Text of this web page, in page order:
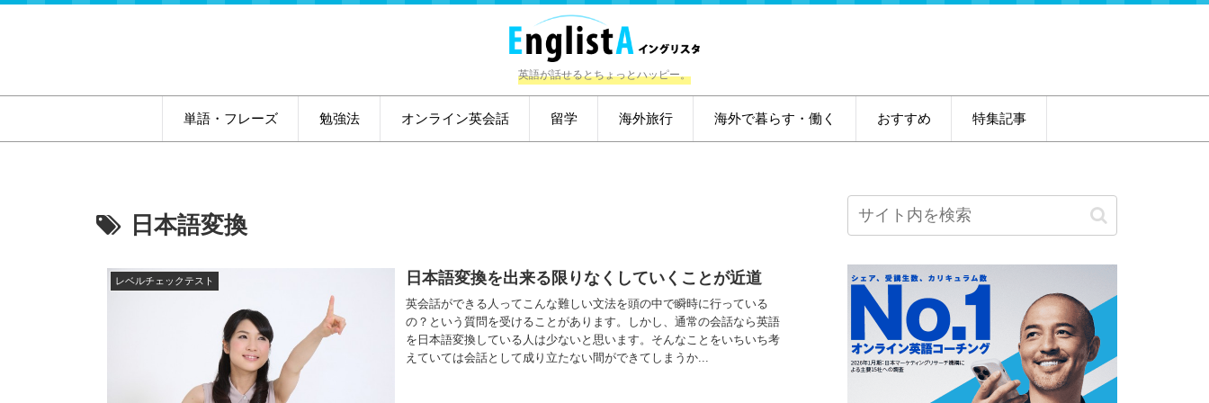
英語が話せるとちょっとハッピー。
単語・フレーズ 勉強法 オンライン英会話 留学 海外旅行 海外で暮らす・働く おすすめ 特集記事
日本語変換
レベルチェックテスト 日本語変換を出来る限りなくしていくことが近道
英会話ができる人ってこんな難しい文法を頭の中で瞬時に行っている
の？という質問を受けることがあります。しかし、通常の会話なら英語
を日本語変換している人は少ないと思います。そんなことをいちいち考
えていては会話として成り立たない間ができてしまうか...